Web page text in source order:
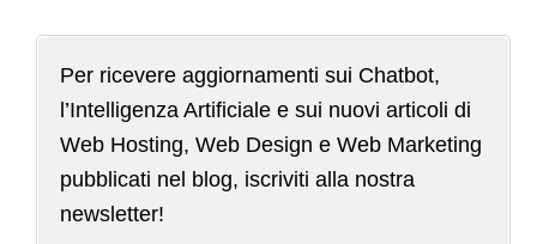
Per ricevere aggiornamenti sui Chatbot,
l’Intelligenza Artificiale e sui nuovi articoli di
Web Hosting, Web Design e Web Marketing
pubblicati nel blog, iscriviti alla nostra
newsletter!